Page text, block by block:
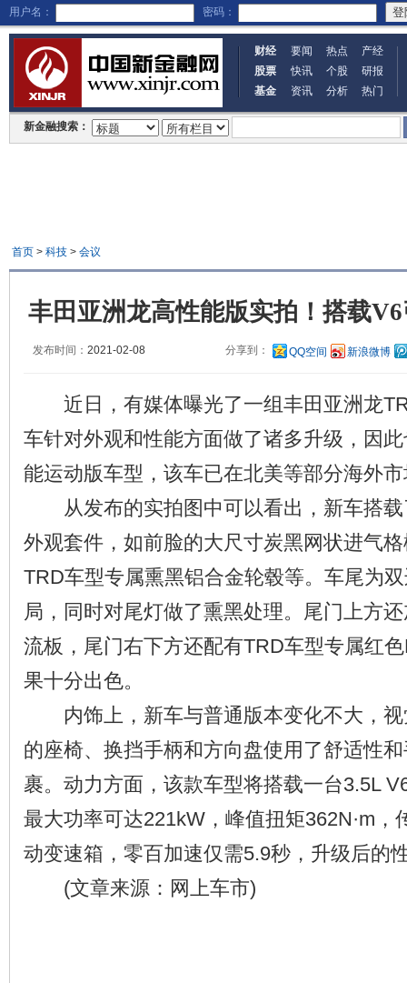
用户名： 密码：
财经 要闻 热点
产经
股票
快讯 个股
研报
基金
资讯 分析 热门
新金融搜索：
首页> 科技> 会议
丰田亚洲龙高性能版实拍！搭载
发布时间： 2021-02-08 分享到： QQ空间 新浪微博
近日，有媒体曝光了一组丰田亚洲龙
车针对外观和性能方面做了诸多升级，因
能运动版车型，该车已在北美等部分海外
从发布的实拍图中可以看出，新车搭载
外观套件，如前脸的大尺寸炭黑网状进气
TRD车型专属熏黑铝合金轮毂等。车尾为
局，同时对尾灯做了熏黑处理。尾门上方
流板，尾门右下方还配有TRD车型专属红
果十分出色。
内饰上，新车与普通版本变化不大，视
的座椅、换挡手柄和方向盘使用了舒适性
裹。动力方面，该款车型将搭载一台3.5L
最大功率可达221kW，峰值扭矩362N·m，
动变速箱，零百加速仅需5.9秒，升级后的
(文章来源：网上车市)